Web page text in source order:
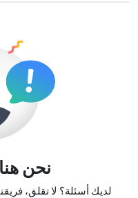
نحن
لديك أسئلة؟ لا تقلق،